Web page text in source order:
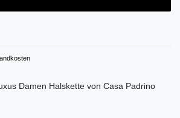
Damen Halskette von Casa Padrino